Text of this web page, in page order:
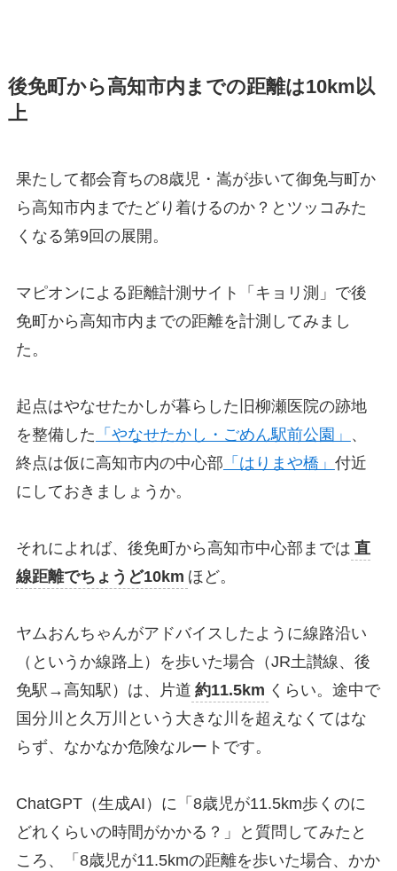
後免町から高知市内までの距離は10km以
上
果たして都会育ちの8歳児・嵩が歩いて御免与町か
ら高知市内までたどり着けるのか？とツッコみた
くなる第9回の展開。
マピオンによる距離計測サイト「キョリ測」で後
免町から高知市内までの距離を計測してみまし
た。
起点はやなせたかしが暮らした旧柳瀬医院の跡地
を整備した 「やなせたかし・ごめん駅前公園」 、
終点は仮に高知市内の中心部 「はりまや橋」 付近
にしておきましょうか。
それによれば、後免町から高知市中心部までは 直
線距離でちょうど10km ほど。
ヤムおんちゃんがアドバイスしたように線路沿い
（というか線路上）を歩いた場合（JR土讃線、後
免駅→高知駅）は、片道 約11.5km くらい。途中で
国分川と久万川という大きな川を超えなくてはな
らず、なかなか危険なルートです。
ChatGPT（生成AI）に「8歳児が11.5km歩くのに
どれくらいの時間がかかる？」と質問してみたと
ころ、「8歳児が11.5kmの距離を歩いた場合、かか